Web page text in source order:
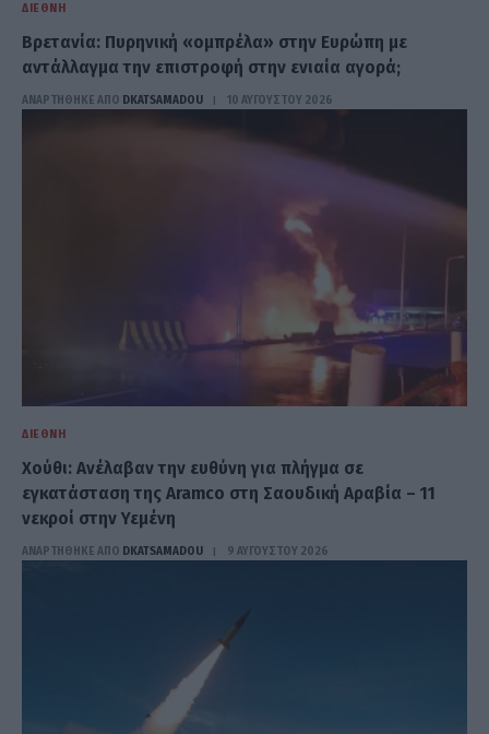
ΔΙΕΘΝΉ
Βρετανία: Πυρηνική «ομπρέλα» στην Ευρώπη με
αντάλλαγμα την επιστροφή στην ενιαία αγορά;
ΑΝΑΡΤΗΘΗΚΕ ΑΠΟ DKATSAMADOU 10 ΑΥΓΟΎΣΤΟΥ 2026
ΔΙΕΘΝΉ
Χούθι: Ανέλαβαν την ευθύνη για πλήγμα σε
εγκατάσταση της Aramco στη Σαουδική Αραβία – 11
νεκροί στην Υεμένη
ΑΝΑΡΤΗΘΗΚΕ ΑΠΟ DKATSAMADOU 9 ΑΥΓΟΎΣΤΟΥ 2026